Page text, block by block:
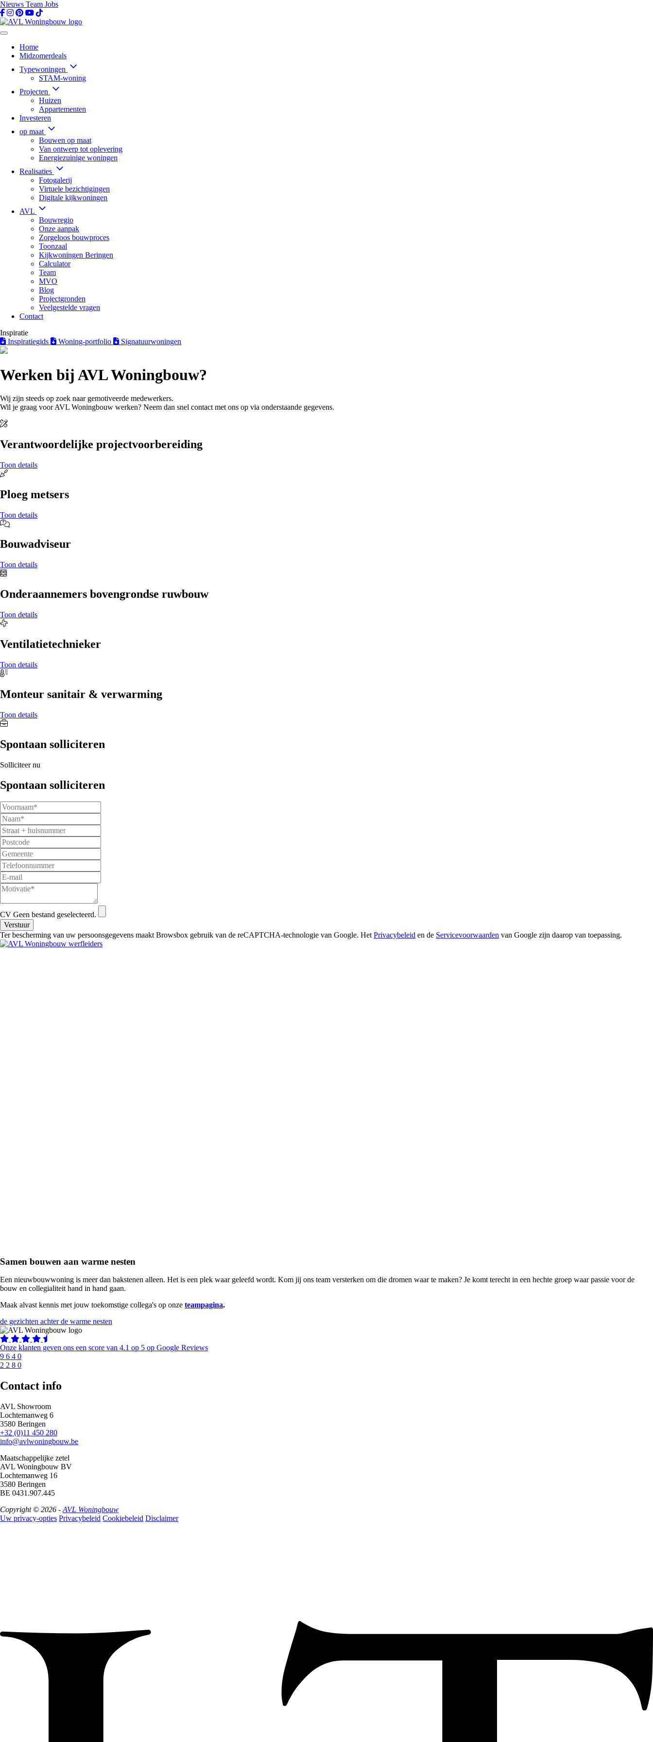
Nieuws Team Jobs
Home
Midzomerdeals
Typewoningen
STAM-woning
Projecten
Huizen
Appartementen
Investeren
op maat
Bouwen op maat
Van ontwerp tot oplevering
Energiezuinige woningen
Realisaties
Fotogalerij
Virtuele bezichtigingen
Digitale kijkwoningen
AVL
Bouwregio
Onze aanpak
Zorgeloos bouwproces
Toonzaal
Kijkwoningen Beringen
Calculator
Team
MVO
Blog
Projectgronden
Veelgestelde vragen
Contact
Inspiratie
Inspiratiegids
Woning-portfolio Signatuurwoningen
Werken bij AVL Woningbouw?
Wij zijn steeds op zoek naar gemotiveerde medewerkers.
Wil je graag voor AVL Woningbouw werken? Neem dan snel contact met ons op via onderstaande gegevens.
Verantwoordelijke projectvoorbereiding
Toon details
Ploeg metsers
Toon details
Bouwadviseur
Toon details
Onderaannemers bovengrondse ruwbouw
Toon details
Ventilatietechnieker
Toon details
Monteur sanitair & verwarming
Toon details
Spontaan solliciteren
Solliciteer nu
Spontaan solliciteren
CV Geen bestand geselecteerd.
Ter bescherming van uw persoonsgegevens maakt Browsbox gebruik van de reCAPTCHA-technologie van Google. Het Privacybeleid en de Servicevoorwaarden van Google zijn daarop van toepassing.
Samen bouwen aan warme nesten
Een nieuwbouwwoning is meer dan bakstenen alleen. Het is een plek waar geleefd wordt. Kom jij ons team versterken om die dromen waar te maken? Je komt terecht in een hechte groep waar passie voor de
bouw en collegialiteit hand in hand gaan.
Maak alvast kennis met jouw toekomstige collega's op onze teampagina.
de gezichten achter de warme nesten
Onze klanten geven ons een score van 4.1 op 5 op Google Reviews
9 6 4 0
2 2 8 0
Contact info
AVL Showroom
Lochtemanweg 6
3580 Beringen
+32 (0)11 450 280
info@avlwoningbouw.be
Maatschappelijke zetel
AVL Woningbouw BV
Lochtemanweg 16
3580 Beringen
BE 0431.907.445
Copyright © 2026 - AVL Woningbouw
Uw privacy-opties Privacybeleid Cookiebeleid Disclaimer